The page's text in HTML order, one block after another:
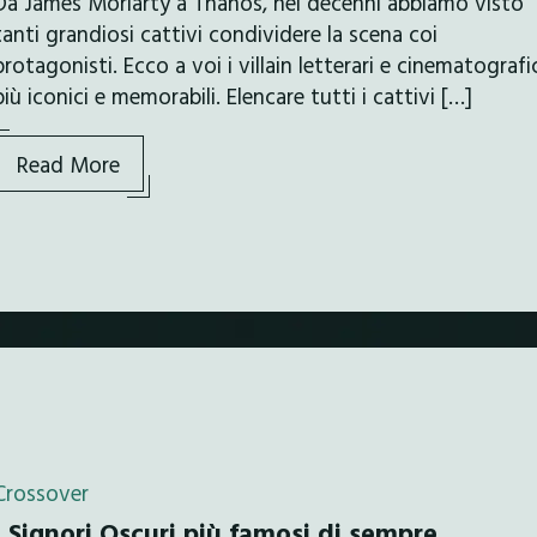
grandiosi cattivi condividere la scena coi
Ecco a voi i villain letterari e
iconici e memorabili. Elencare tutti i cattivi […]
Read More